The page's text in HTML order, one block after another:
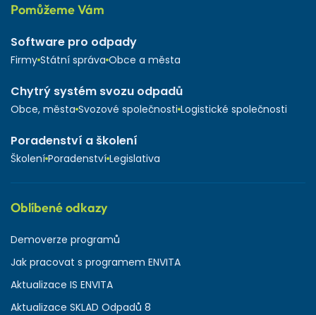
Pomůžeme Vám
Software pro odpady
Firmy Státní správa Obce a města
Chytrý systém svozu odpadů
Obce, města Svozové společnosti Logistické společnosti
Poradenství a školení
Školení Poradenství Legislativa
Oblíbené odkazy
Demoverze programů
Jak pracovat s programem ENVITA
Aktualizace IS ENVITA
Aktualizace SKLAD Odpadů 8